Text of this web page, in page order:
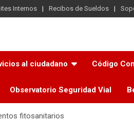
Internos Recibos de Sueldos
al ciudadano Código
Observatorio Seguridad Vial
fitosanitarios